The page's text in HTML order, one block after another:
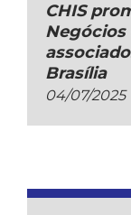
CHIS
Negócios
Brasília
04/07/2025